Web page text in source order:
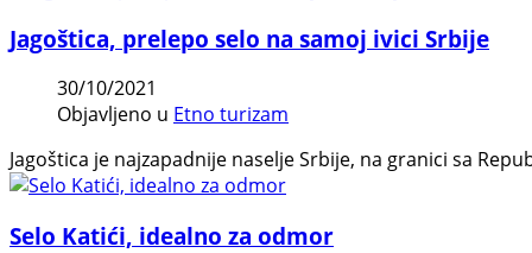
Jagoštica, prelepo selo na samoj ivici Srbije
30/10/2021
Objavljeno u Etno turizam
Jagoštica je najzapadnije naselje Srbije, na granici sa
Selo Katići, idealno za odmor